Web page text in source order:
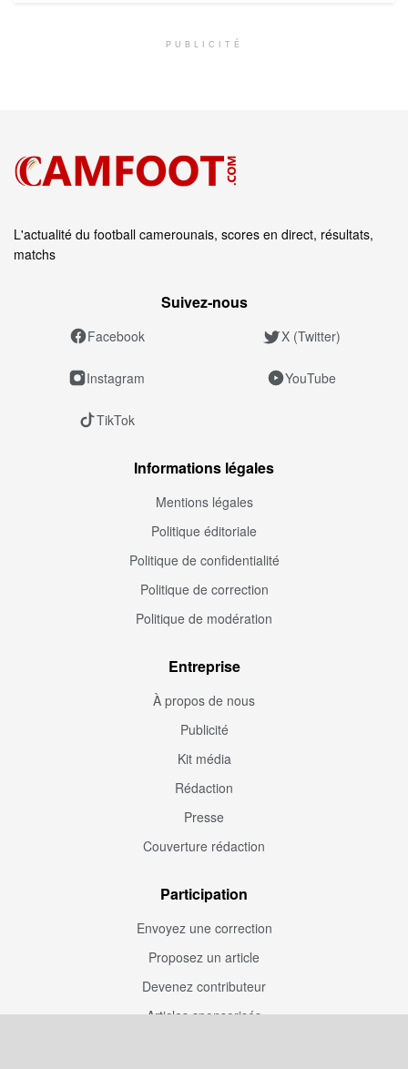
PUBLICITÉ
L'actualité du football camerounais, scores en direct, résultats,
matchs
Suivez‑nous
Facebook X (Twitter)
Instagram YouTube
TikTok
Informations légales
Mentions légales
Politique éditoriale
Politique de confidentialité
Politique de correction
Politique de modération
Entreprise
À propos de nous
Publicité
Kit média
Rédaction
Presse
Couverture rédaction
Participation
Envoyez une correction
Proposez un article
Devenez contributeur
Articles sponsorisés